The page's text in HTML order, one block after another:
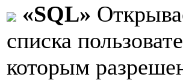
«SQL»
списка
которым